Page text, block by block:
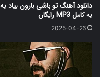
دانلود آهنگ ﺗﻮ ﺑﺎﺷﻰ ﺑﺎرون ﺑﻴﺎد ﺑﻪ
ﺑﻪ کامل MP3 رایگان
2025-04-26